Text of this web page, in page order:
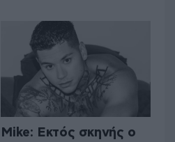
Mike: Εκτός σκηνής ο